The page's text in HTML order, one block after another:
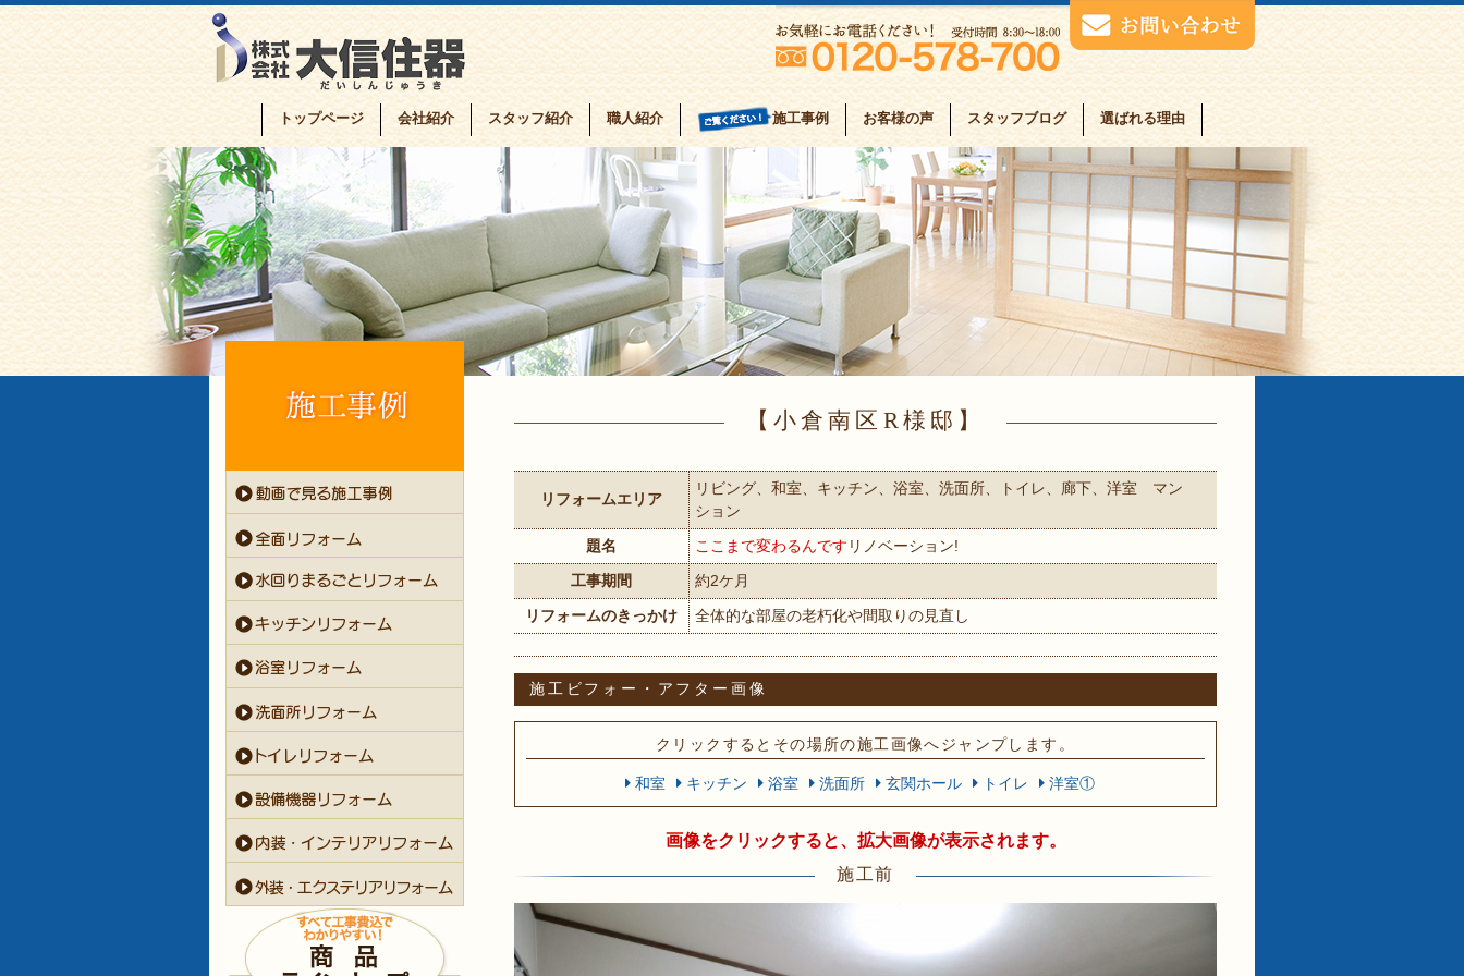
トップページ 会社紹介 スタッフ紹介 職人紹介 施工事例 お客様の声 スタッフブログ 選ばれる理由
小倉南区R様邸
リフォームエリア
リビング、和室、キッチン、浴室、洗面所、トイレ、廊下、洋室 マン
ション
題名
ここまで変わるんです リノベーション!
工事期間
約2ケ月
リフォームのきっかけ
全体的な部屋の老朽化や間取りの見直し
施工ビフォー・アフター画像
クリックするとその場所の施工画像へジャンプします。
和室 キッチン 浴室 洗面所 玄関ホール トイレ 洋室①
画像をクリックすると、拡大画像が表示されます。
施工前